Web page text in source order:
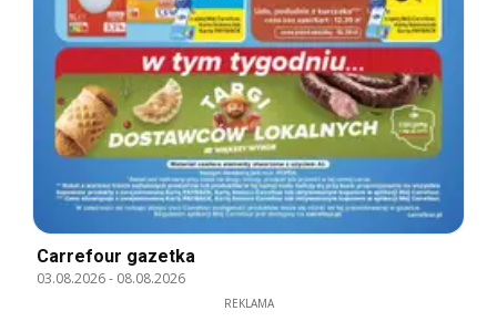
Carrefour gazetka
03.08.2026- 08.08.2026
REKLAMA